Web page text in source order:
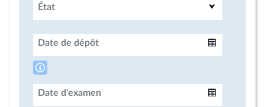
État
Date de dépôt
Date d'examen